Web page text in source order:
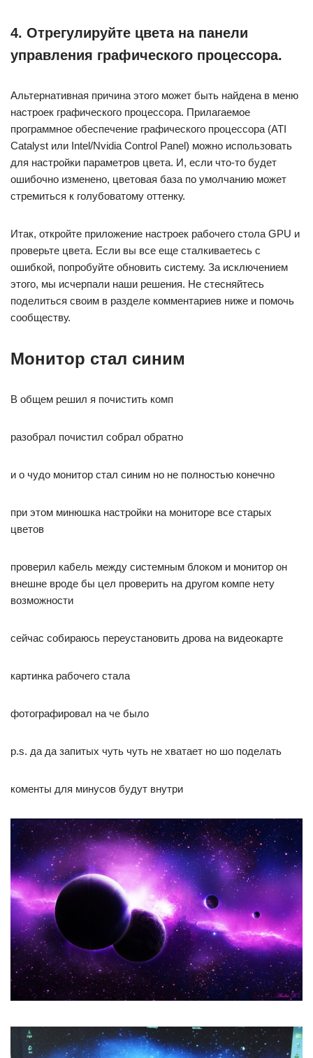
4. Отрегулируйте цвета на панели
управления графического процессора.
Альтернативная причина этого может быть найдена в меню
настроек графического процессора. Прилагаемое
программное обеспечение графического процессора (ATI
Catalyst или Intel/Nvidia Control Panel) можно использовать
для настройки параметров цвета. И, если что-то будет
ошибочно изменено, цветовая база по умолчанию может
стремиться к голубоватому оттенку.
Итак, откройте приложение настроек рабочего стола GPU и
проверьте цвета. Если вы все еще сталкиваетесь с
ошибкой, попробуйте обновить систему. За исключением
этого, мы исчерпали наши решения. Не стесняйтесь
поделиться своим в разделе комментариев ниже и помочь
сообществу.
Монитор стал синим
В общем решил я почистить комп
разобрал почистил собрал обратно
и о чудо монитор стал синим но не полностью конечно
при этом минюшка настройки на мониторе все старых
цветов
проверил кабель между системным блоком и монитор он
внешне вроде бы цел проверить на другом компе нету
возможности
сейчас собираюсь переустановить дрова на видеокарте
картинка рабочего стала
фотографировал на че было
p.s. да да запитых чуть чуть не хватает но шо поделать
коменты для минусов будут внутри